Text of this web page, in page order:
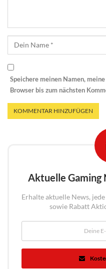
Speichere meinen Namen,
Browser bis zum nächsten
Aktuelle Gaming
Erhalte aktuelle News,
sowie Rabatt